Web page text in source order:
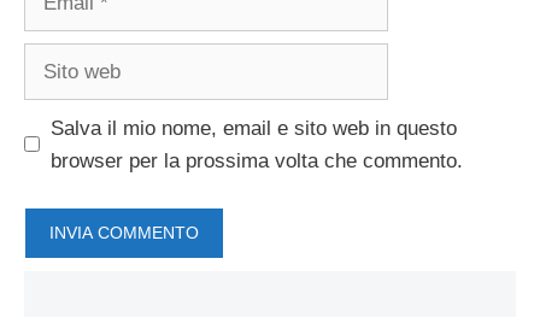
Salva il mio nome, email e sito web in questo
browser per la prossima volta che commento.